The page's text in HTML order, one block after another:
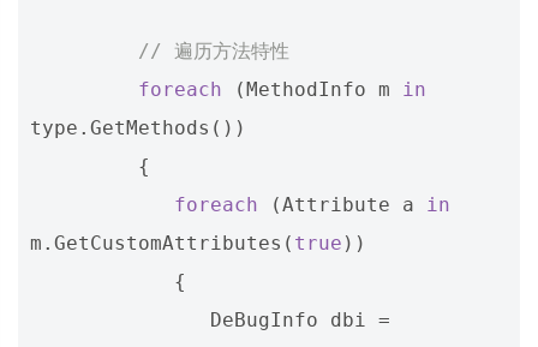
// 遍历方法特性
foreach
(MethodInfo m
in
type . GetMethods ())
{
foreach
(Attribute a
in
m . GetCustomAttributes ( true ))
{
DeBugInfo
dbi =